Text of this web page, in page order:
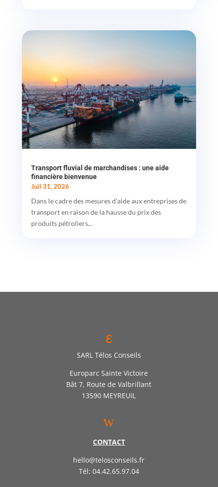
Transport fluvial de marchandises : une aide
financière bienvenue
Juil 31, 2026
Dans le cadre des mesures d'aide aux entreprises de
transport en raison de la hausse du prix des
produits pétroliers...
ε
SARL Télos Conseils
Europarc Sainte Victoire
Bât 7, Route de Valbrillant
13590 MEYREUIL
w
CONTACT
hello@telosconseils.fr
Tél: 04.42.65.97.04